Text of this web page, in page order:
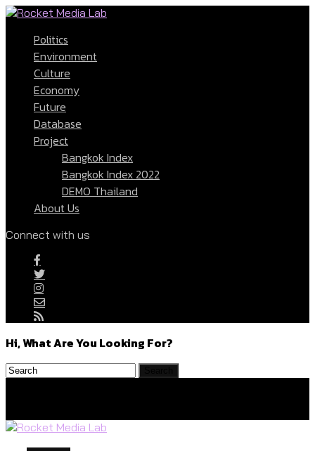
Politics
Environment
Culture
Economy
Future
Database
Project
Bangkok Index
Bangkok Index 2022
DEMO Thailand
About Us
Connect with us
Hi, What Are You Looking For?